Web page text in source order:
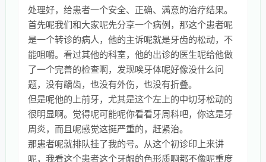
处理好，给患者一个安全、正确、满意的治疗结果。
首先呢我们和大家呢先分享一个病例，那这个患者呢
是一个转诊的病人，他的主诉呢就是牙齿的松动，不
能咀嚼。看过其他的科室，他的出诊的医生呢给他做
了一个完善的检查啊，发现唉牙体呢好像没什么问
题，没有龋齿，也没有外伤，也没有折叠。
但是呢他的上前牙，尤其是这个左上的中切牙松动的
很明显啊。觉得呢可能呢你看看牙周科吧，你这是牙
周炎，而且呢感觉这挺严重的，赶紧治。
那患者呢就排队挂了我的号。从这个初诊印上来讲
呢，我看这个患者这个牙龈的色形质啊都不像呢重度